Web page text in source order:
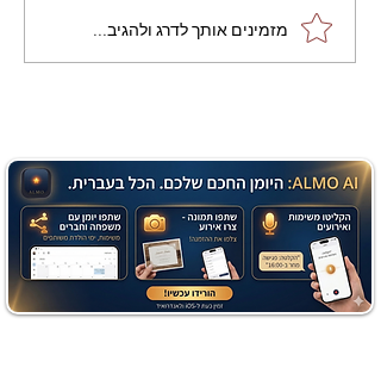
מתכון מנצח עוגת מייפל
שוקולד בחושה וקלה - זיוה
מזמינים אותך לדרג ולהגיב...